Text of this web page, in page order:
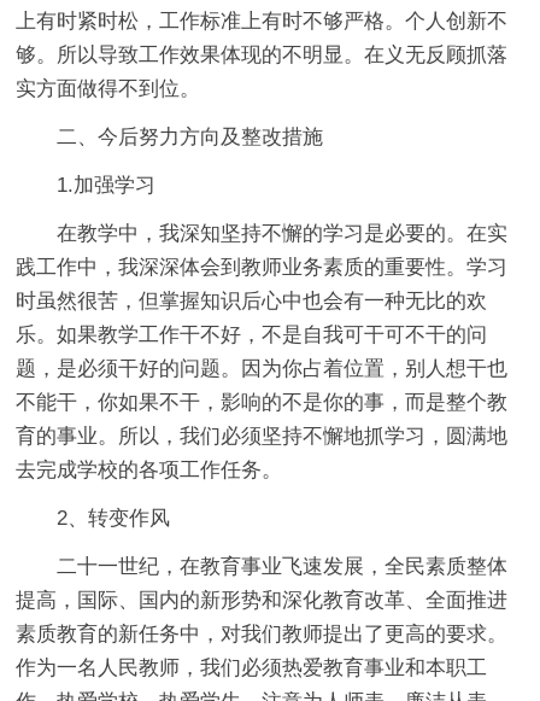
上有时紧时松，工作标准上有时不够严格。个人创新不
够。所以导致工作效果体现的不明显。在义无反顾抓落
实方面做得不到位。
二、今后努力方向及整改措施
1.加强学习
在教学中，我深知坚持不懈的学习是必要的。在实
践工作中，我深深体会到教师业务素质的重要性。学习
时虽然很苦，但掌握知识后心中也会有一种无比的欢
乐。如果教学工作干不好，不是自我可干可不干的问
题，是必须干好的问题。因为你占着位置，别人想干也
不能干，你如果不干，影响的不是你的事，而是整个教
育的事业。所以，我们必须坚持不懈地抓学习，圆满地
去完成学校的各项工作任务。
2、转变作风
二十一世纪，在教育事业飞速发展，全民素质整体
提高，国际、国内的新形势和深化教育改革、全面推进
素质教育的新任务中，对我们教师提出了更高的要求。
作为一名人民教师，我们必须热爱教育事业和本职工